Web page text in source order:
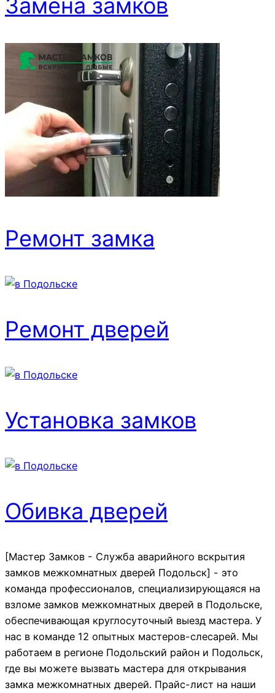
Ремонт замка
Ремонт дверей
Установка замков
Обивка дверей
[Мастер Замков - Служба аварийного вскрытия
замков межкомнатных дверей Подольск] - это
команда профессионалов, специализирующаяся на
взломе замков межкомнатных дверей в Подольске,
обеспечивающая круглосуточный выезд мастера. У
нас в команде 12 опытных мастеров-слесарей. Мы
работаем в регионе Подольский район и Подольск,
где вы можете вызвать мастера для открывания
замка межкомнатных дверей. Прайс-лист на наши